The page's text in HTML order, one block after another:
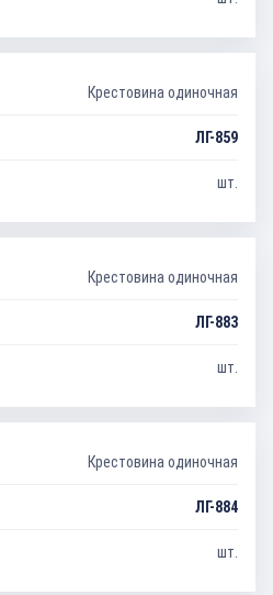
Крестовина одиночная
ЛГ-859
шт.
Крестовина одиночная
ЛГ-883
шт.
Крестовина одиночная
ЛГ-884
шт.